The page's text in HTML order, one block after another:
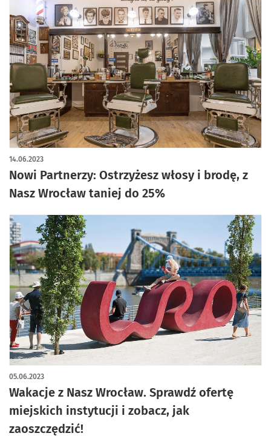
Nowi Partnerzy: Ostrzyżesz włosy i brodę, z
Nasz Wrocław taniej do 25%
14.06.2023
Wakacje z Nasz Wrocław. Sprawdź ofertę
miejskich instytucji i zobacz, jak
zaoszczędzić!
05.06.2023